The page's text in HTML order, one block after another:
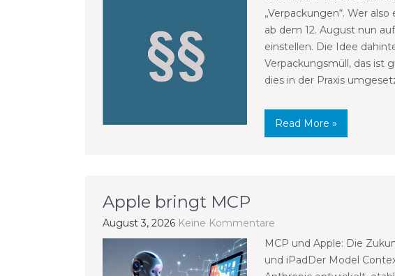
„Verpackungen“. Wer
ab dem 12. August nun
einstellen. Die Idee
Verpackungsmüll, das ist
dies in der Praxis
Read More »
Apple bringt MCP
August 3, 2026 Keine Kommentare
MCP und Apple: Die
und iPadDer Model